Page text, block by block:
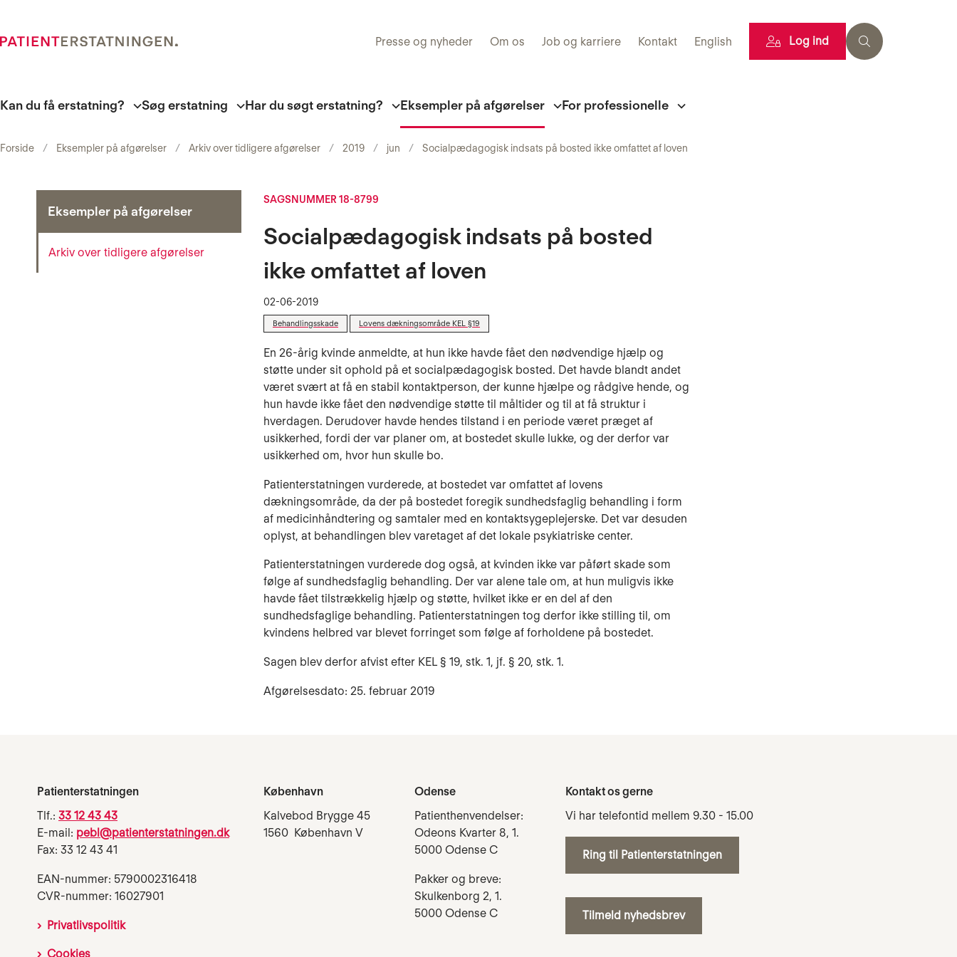
Presse og nyheder Om os Job og karriere Kontakt English Log ind
Kan du få erstatning? Søg erstatning Har du søgt erstatning? Eksempler på afgørelser For professionelle
Forside Eksempler på afgørelser Arkiv over tidligere afgørelser 2019 jun Socialpædagogisk indsats på bosted ikke omfattet af loven
Eksempler på afgørelser
Arkiv over tidligere afgørelser
SAGSNUMMER 18-8799
Socialpædagogisk indsats på bosted
ikke omfattet af loven
02-06-2019
Behandlingsskade Lovens dækningsområde KEL §19
En 26-årig kvinde anmeldte, at hun ikke havde fået den nødvendige hjælp og
støtte under sit ophold på et socialpædagogisk bosted. Det havde blandt andet
været svært at få en stabil kontaktperson, der kunne hjælpe og rådgive hende, og
hun havde ikke fået den nødvendige støtte til måltider og til at få struktur i
hverdagen. Derudover havde hendes tilstand i en periode været præget af
usikkerhed, fordi der var planer om, at bostedet skulle lukke, og der derfor var
usikkerhed om, hvor hun skulle bo.
Patienterstatningen vurderede, at bostedet var omfattet af lovens
dækningsområde, da der på bostedet foregik sundhedsfaglig behandling i form
af medicinhåndtering og samtaler med en kontaktsygeplejerske. Det var desuden
oplyst, at behandlingen blev varetaget af det lokale psykiatriske center.
Patienterstatningen vurderede dog også, at kvinden ikke var påført skade som
følge af sundhedsfaglig behandling. Der var alene tale om, at hun muligvis ikke
havde fået tilstrækkelig hjælp og støtte, hvilket ikke er en del af den
sundhedsfaglige behandling. Patienterstatningen tog derfor ikke stilling til, om
kvindens helbred var blevet forringet som følge af forholdene på bostedet.
Sagen blev derfor afvist efter KEL § 19, stk. 1, jf. § 20, stk. 1.
Afgørelsesdato: 25. februar 2019
Patienterstatningen
Tlf.: 33 12 43 43
E-mail: pebl@patienterstatningen.dk
Fax: 33 12 43 41
EAN-nummer: 5790002316418
CVR-nummer: 16027901
Privatlivspolitik
Cookies
København
Kalvebod Brygge 45
1560 København V
Odense
Patienthenvendelser:
Odeons Kvarter 8, 1.
5000 Odense C
Pakker og breve:
Skulkenborg 2, 1.
5000 Odense C
Kontakt os gerne
Vi har telefontid mellem 9.30 - 15.00
Ring til Patienterstatningen
Tilmeld nyhedsbrev